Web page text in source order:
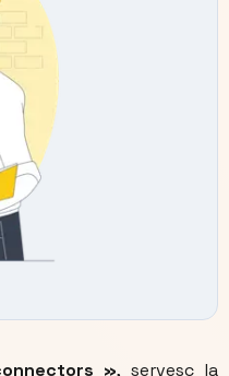
», servesc la